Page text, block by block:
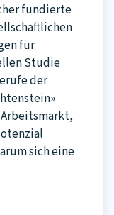
fundierte
für
Studie
der
sich eine